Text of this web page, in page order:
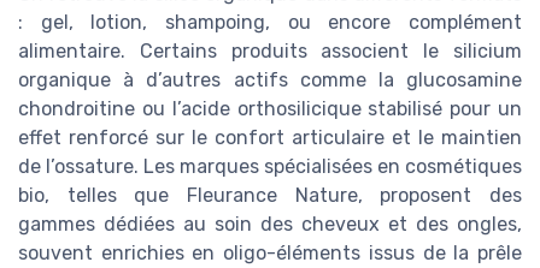
: gel, lotion, shampoing, ou encore complément
alimentaire. Certains produits associent le silicium
organique à d’autres actifs comme la glucosamine
chondroitine ou l’acide orthosilicique stabilisé pour un
effet renforcé sur le confort articulaire et le maintien
de l’ossature. Les marques spécialisées en cosmétiques
bio, telles que Fleurance Nature, proposent des
gammes dédiées au soin des cheveux et des ongles,
souvent enrichies en oligo-éléments issus de la prêle